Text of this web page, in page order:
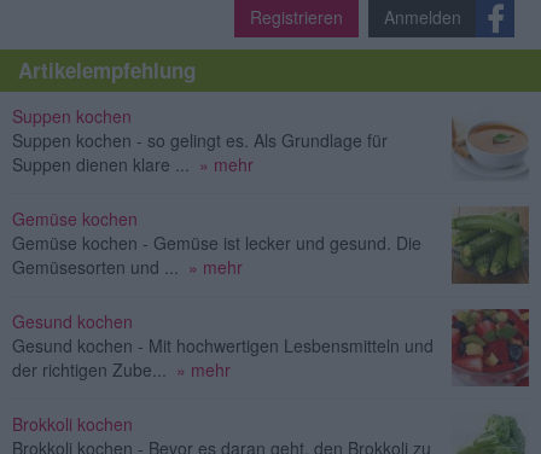
Registrieren Anmelden
Artikelempfehlung
Suppen kochen
Suppen kochen - so gelingt es. Als Grundlage für
Suppen dienen klare ... » mehr
Gemüse kochen
Gemüse kochen - Gemüse ist lecker und gesund. Die
Gemüsesorten und ... » mehr
Gesund kochen
Gesund kochen - Mit hochwertigen Lesbensmitteln und
der richtigen Zube... » mehr
Brokkoli kochen
Brokkoli kochen - Bevor es daran geht, den Brokkoli zu